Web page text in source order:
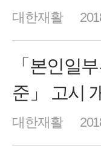
대한재활
「본인일
준」 고시
대한재활